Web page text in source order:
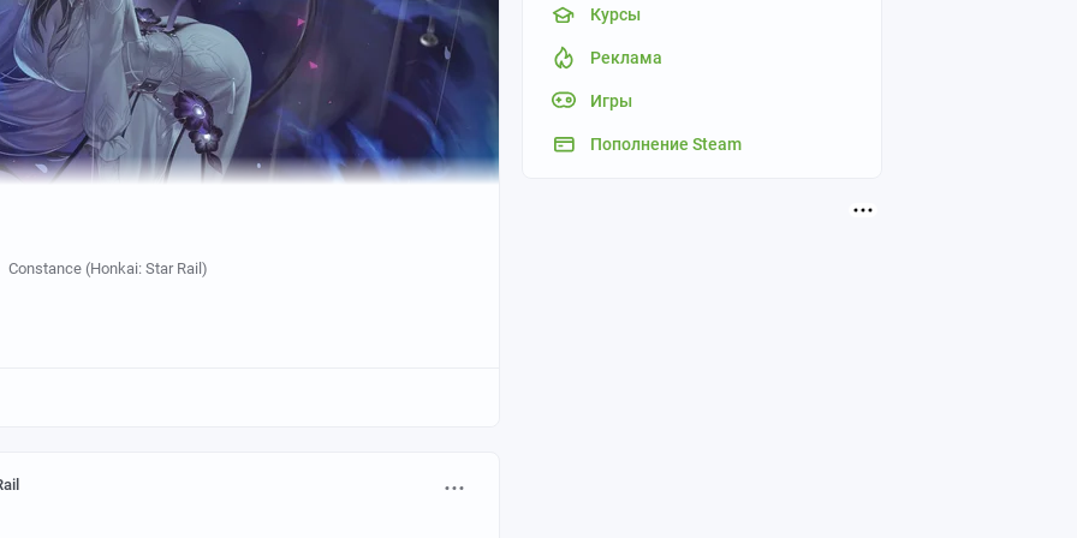
Курсы
Реклама
Игры
Пополнение Steam
Constance (Honkai: Star Rail)